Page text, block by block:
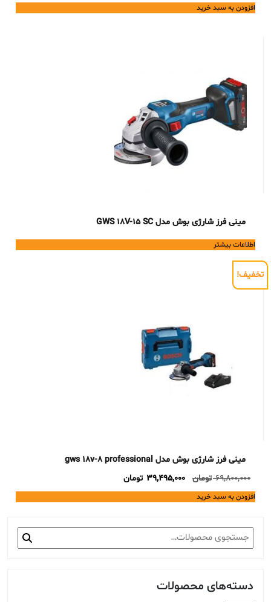
was:
is:
افزودن به سبد خرید
مینی فرز شارژی بوش مدل GWS 18V-15 SC
اطلاعات بیشتر
تخفیف!
مینی فرز شارژی بوش مدل gws 18v-8 professional
69,800,000 تومان
Original
price
was:
39,495,000 تومانCurrent
price
is:
افزودن به سبد خرید
جستجو
برای:
دسته‌های محصولات